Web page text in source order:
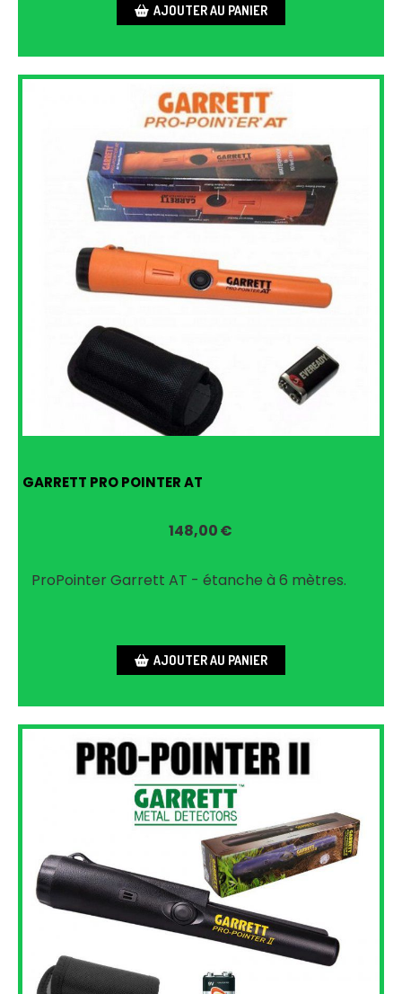
AJOUTER AU PANIER
GARRETT PRO POINTER AT
148,00€
ProPointer Garrett AT - étanche à 6 mètres.
AJOUTER AU PANIER